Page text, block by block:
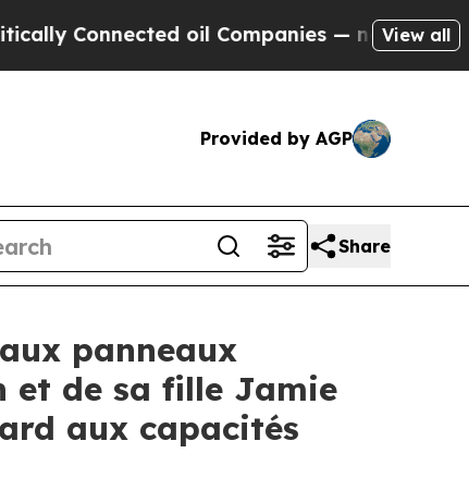
oil Companies — not Taxpayers —
View all
Provided by AGP
Share
panneaux
et de sa fille Jamie
aux capacités